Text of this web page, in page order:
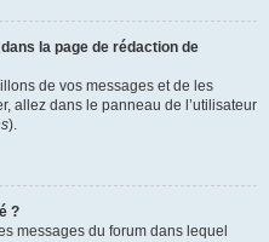
la page de rédaction de
de vos messages et de les
allez dans le panneau de l’utilisateur
).
?
messages du forum dans lequel